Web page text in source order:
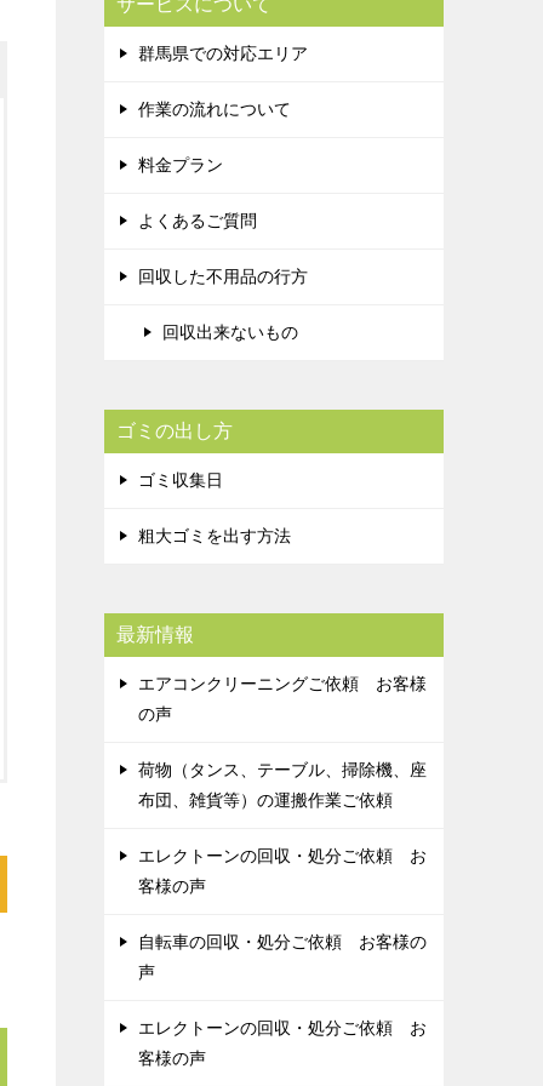
サービスについて
群馬県での対応エリア
作業の流れについて
料金プラン
よくあるご質問
回収した不用品の行方
回収出来ないもの
ゴミの出し方
ゴミ収集日
粗大ゴミを出す方法
最新情報
エアコンクリーニングご依頼 お客様
の声
荷物（タンス、テーブル、掃除機、座
布団、雑貨等）の運搬作業ご依頼
エレクトーンの回収・処分ご依頼 お
客様の声
自転車の回収・処分ご依頼 お客様の
声
エレクトーンの回収・処分ご依頼 お
客様の声